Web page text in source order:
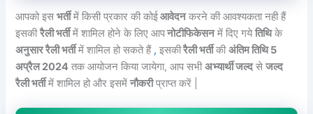
आपको इसभर्तीमें किसी प्रकार की कोईआवेदनकरने की आवश्यकता नही हैं
इसकीरैली भर्तीमें शामिल होने के लिए आपनोटीफिकेसनमें दिए गयेतिथिके
अनुसार रैली भर्तीमें शामिल हो सकते हैं , इसकीरैली भर्तीकीअंतिम तिथि 5
अप्रैल 2024 तक आयोजन किया जायेगा, आप सभीअभ्यार्थी जल्दसेजल्द
रैली भर्तीमें शामिल हो और इसमेंनौकरीप्राप्त करें |